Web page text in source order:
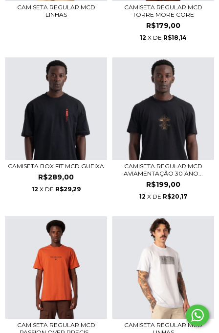
CAMISETA REGULAR MCD
LINHAS
CAMISETA REGULAR MCD
TORRE MORE CORE
R$179,00
12 X DE R$18,14
CAMISETA BOX FIT MCD GUEIXA
R$289,00
12 X DE R$29,29
CAMISETA REGULAR MCD
AVIAMENTAÇÃO 30 ANO...
R$199,00
12 X DE R$20,17
CAMISETA REGULAR MCD
CAMISETA REGULAR MCD